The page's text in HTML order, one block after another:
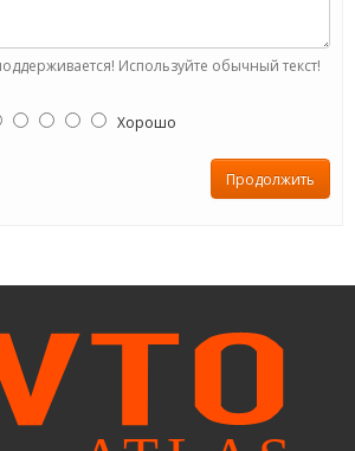
Используйте обычный текст!
Хорошо
Продолжить